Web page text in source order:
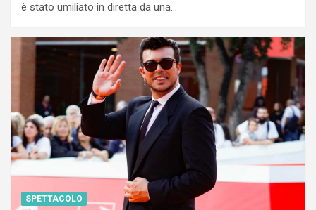
è stato umiliato in diretta da una…
SPETTACOLO